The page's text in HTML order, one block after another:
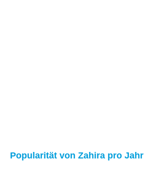
Popularität von Zahira pro Jahr